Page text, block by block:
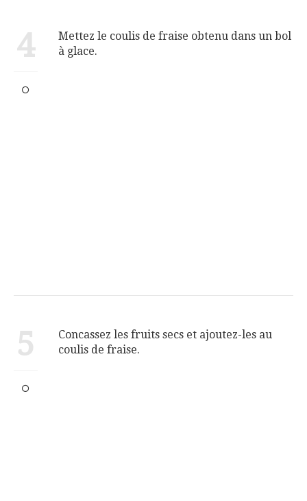
4
Mettez le coulis de fraise obtenu dans un bol
à glace.
5
Concassez les fruits secs et ajoutez-les au
coulis de fraise.